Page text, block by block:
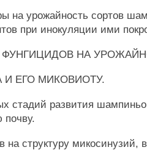
на урожайность сортов
при инокуляции ими
ФУНГИЦИДОВ НА
ЕГО МИКОВИОТУ.
стадий развития
почву.
структуру микосинузий,